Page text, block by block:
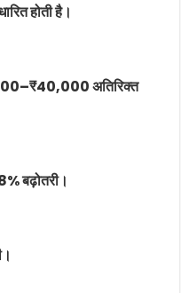
होती है।
अतिरिक्त
बढ़ोतरी।